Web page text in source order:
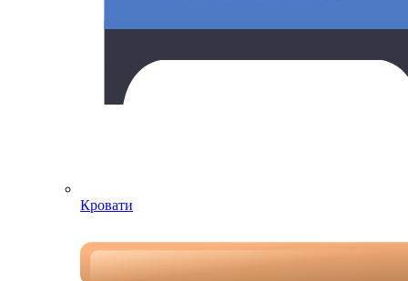
Кровати